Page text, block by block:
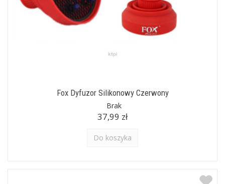
Fox Dyfuzor Silikonowy Czerwony
Brak
37,99 zł
Do koszyka